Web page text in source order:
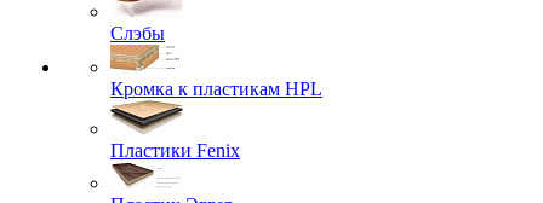
Слэбы
Кромка к пластикам HPL
Пластики Fenix